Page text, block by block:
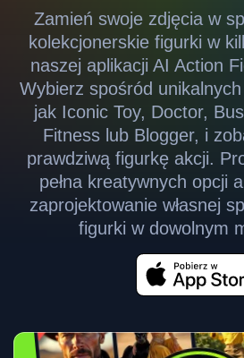
Zamień swoje zdjęcia w
kolekcjonerskie figurki w
naszej aplikacji AI Action
Wybierz spośród
jak Iconic Toy, Doctor,
Fitness lub Blogger, i
prawdziwą figurkę akcji.
pełna kreatywnych opcji
zaprojektowanie własnej
figurki w dowolnym